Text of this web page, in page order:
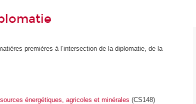
premières à l’intersection de la diplomatie, de la
énergétiques, agricoles et minérales (CS148)